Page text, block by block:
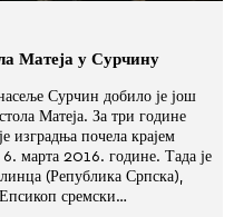
Матеја у Сурчину
Сурчин добило је још
Матеја. За три године
изградња почела крајем
марта 2016. године. Тада је
(Република Српска),
сремски…